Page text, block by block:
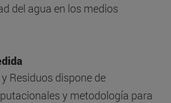
del agua en los medios
Residuos dispone de
y metodología para